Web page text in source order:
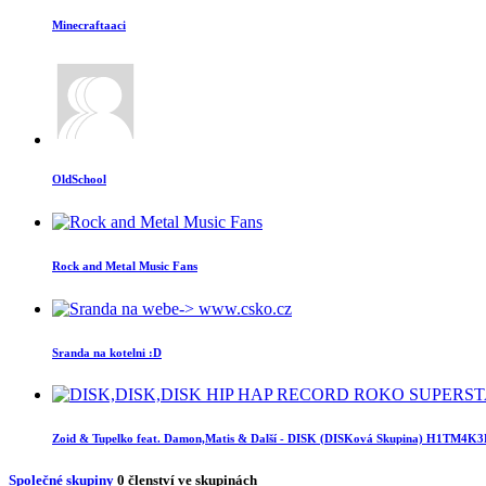
Minecraftaaci
OldSchool
Rock and Metal Music Fans
Sranda na kotelni :D
Zoid & Tupelko feat. Damon,Matis & Další - DISK (DISKová Skupina)
Společné skupiny 0 členství ve skupinách